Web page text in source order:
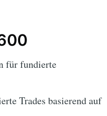
für fundierte
Trades basierend auf